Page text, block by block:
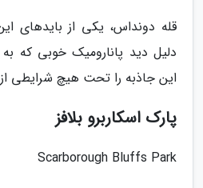
قله دونداس، یکی از بایدهای
دلیل دید پانارومیک خوبی که
این جاذبه را تحت هیچ شرایطی
پارک اسکاربرو بلافز
Scarborough Bluffs Park